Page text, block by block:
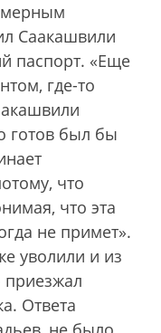
Саакашвили
паспорт. «Еще
где-то
готов был бы
что
что эта
не примет».
уволили и из
приезжал
Ответа